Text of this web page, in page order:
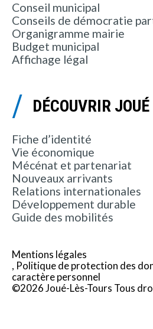
Conseil municipal
Conseils de démocratie
Organigramme mairie
Budget municipal
Affichage légal
DÉCOUVRIR JOUÉ
Fiche d’identité
Vie économique
Mécénat et partenariat
Nouveaux arrivants
Relations internationales
Développement durable
Guide des mobilités
Mentions légales
Politique de protection des
caractère personnel
©2026 Joué-Lès-Tours Tous